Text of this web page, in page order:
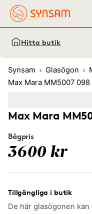
Hitta butik
Synsam Glasögon
Max Mara MM5007 098
Max Mara
Bågpris
3600 kr
Tillgängliga i butik
De här glasögonen